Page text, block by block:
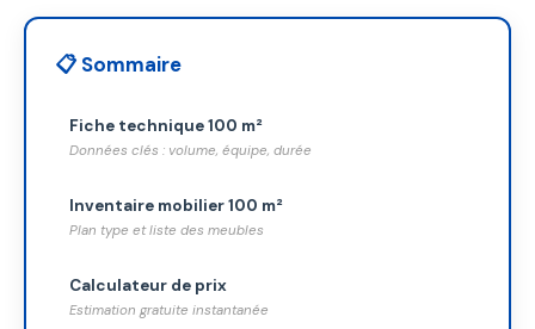
📋 Sommaire
Fiche technique 100 m²
Données clés : volume, équipe, durée
Inventaire mobilier 100 m²
Plan type et liste des meubles
Calculateur de prix
Estimation gratuite instantanée